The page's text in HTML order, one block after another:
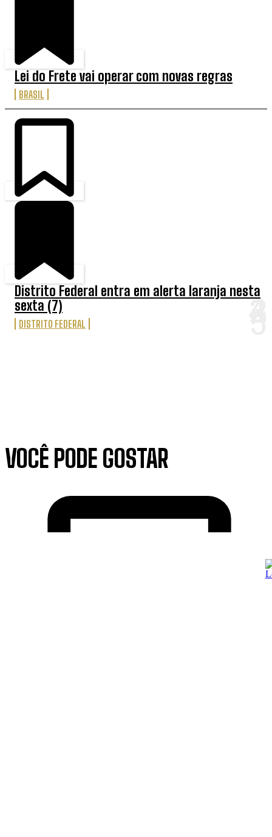
Lei do Frete vai operar com novas regras
BRASIL
Distrito Federal entra em alerta laranja nesta
sexta (7)
DISTRITO FEDERAL
VOCÊ PODE GOSTAR